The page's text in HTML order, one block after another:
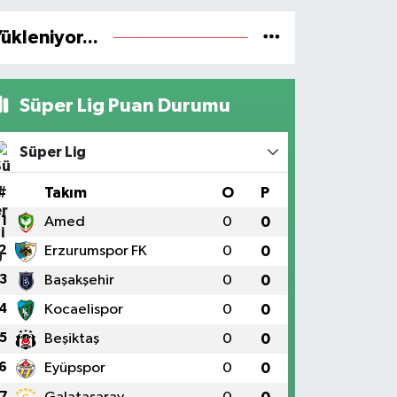
Süper Lig Puan Durumu
Süper Lig
Takım O P
1 Amed 0 0
Erzurumspor FK 0 0
3 Başakşehir 0 0
Kocaelispor 0 0
5 Beşiktaş 0 0
Eyüpspor 0 0